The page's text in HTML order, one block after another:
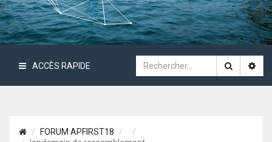
ACCÈS RAPIDE
FORUM APFIRST18